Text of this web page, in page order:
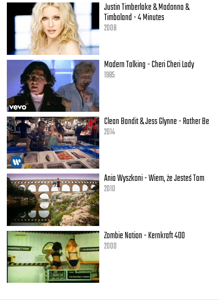
Justin Timberlake & Madonna &
Timbaland - 4 Minutes
2008
Modern Talking - Cheri Cheri Lady
1985
Clean Bandit & Jess Glynne - Rather Be
2014
Ania Wyszkoni - Wiem, że Jesteś Tam
2010
Zombie Nation - Kernkraft 400
2000